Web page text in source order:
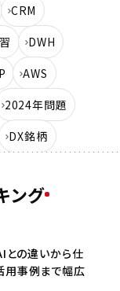
CRM
DWH
AWS
2024年問題
DX銘柄
ング
との違いから仕
用事例まで幅広